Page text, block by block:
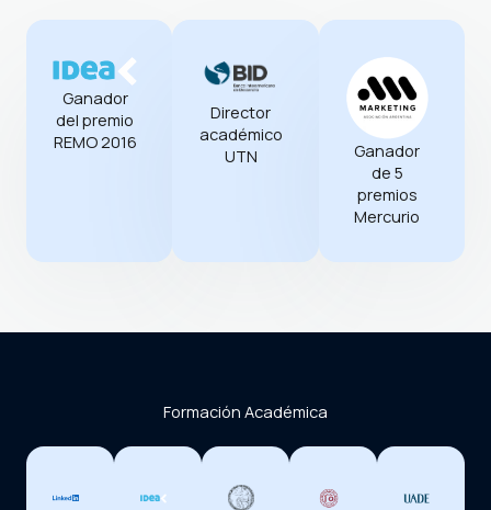
Ganador
del premio
REMO 2016
Director
académico
UTN
Ganador
de 5
premios
Mercurio
Formación Académica